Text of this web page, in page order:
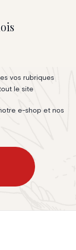
vos rubriques
le site
e-shop et nos